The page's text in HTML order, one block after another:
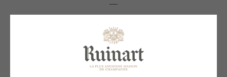
Après une solide formation en
école hôtelière, Valérie Radou se
forme auprès des plus grands
chefs et complète son